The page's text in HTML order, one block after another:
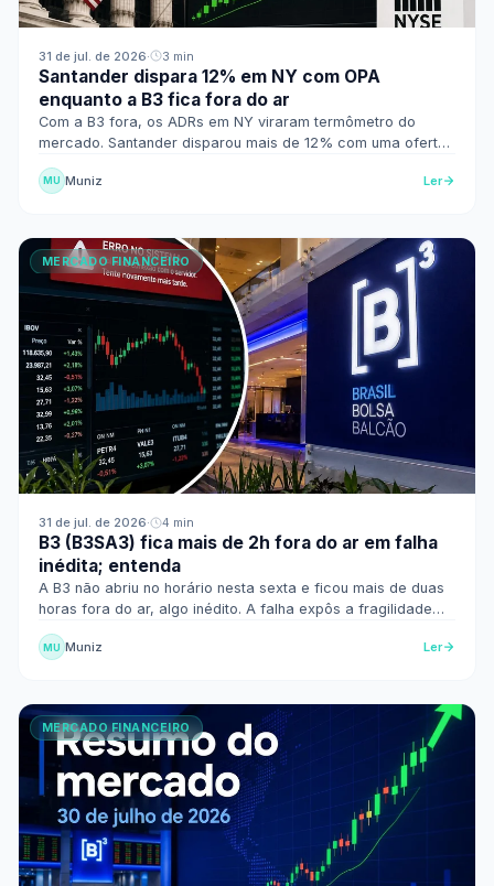
31 de jul. de 2026· 3 min
Santander dispara 12% em NY com OPA
enquanto a B3 fica fora do ar
Com a B3 fora, os ADRs em NY viraram termômetro do
mercado. Santander disparou mais de 12% com uma oferta
MU Muniz Ler
MERCADO FINANCEIRO
31 de jul. de 2026· 4 min
B3 (B3SA3) fica mais de 2h fora do ar em falha
inédita; entenda
A B3 não abriu no horário nesta sexta e ficou mais de duas
horas fora do ar, algo inédito. A falha expôs a fragilidade
tecnológica da Bolsa. Veja o impacto.
MU Muniz Ler
MERCADO FINANCEIRO